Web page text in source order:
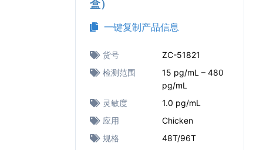
盒）
一键复制产品信息
货号
ZC-51821
检测范围
15 pg/mL – 480
pg/mL
灵敏度
1.0 pg/mL
应用
Chicken
规格
48T/96T